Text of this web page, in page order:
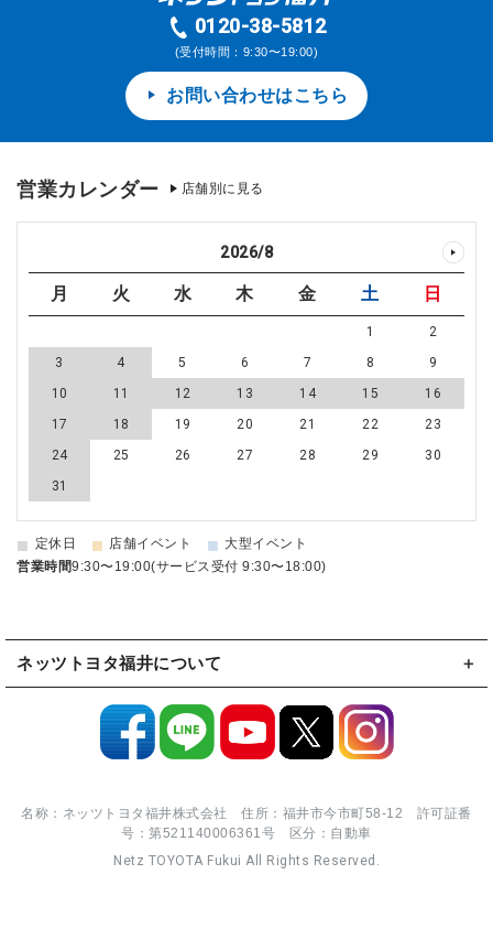
0120-38-5812
(受付時間：9:30〜19:00)
お問い合わせはこちら
営業カレンダー 店舗別に見る
2026/8
月 火 水 木 金 土 日
1
2
3
4 5 6 7 8
9
10
11 12 13 14 15
16
17
18 19 20 21 22
23
24
25 26 27 28 29
30
31
■ 定休日 ■ 店舗イベント ■ 大型イベント
営業時間9:30〜19:00(サービス受付 9:30〜18:00)
ネッツトヨタ福井について
名称：ネッツトヨタ福井株式会社 住所：福井市今市町58-12 許可証番
号：第521140006361号 区分：自動車
Netz TOYOTA Fukui All Rights Reserved.